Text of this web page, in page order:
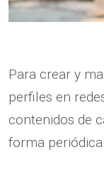
Para crear y
perfiles en
contenidos de
forma